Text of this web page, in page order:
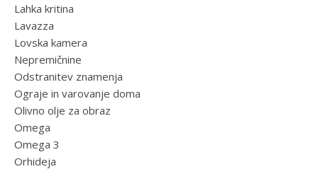
Lahka kritina
Lavazza
Lovska kamera
Nepremičnine
Odstranitev znamenja
Ograje in varovanje doma
Olivno olje za obraz
Omega
Omega 3
Orhideja